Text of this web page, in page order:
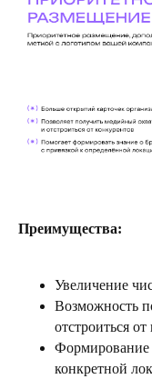
Преимущества:
Увеличение
Возможность
отстроиться
Формирование
конкретной